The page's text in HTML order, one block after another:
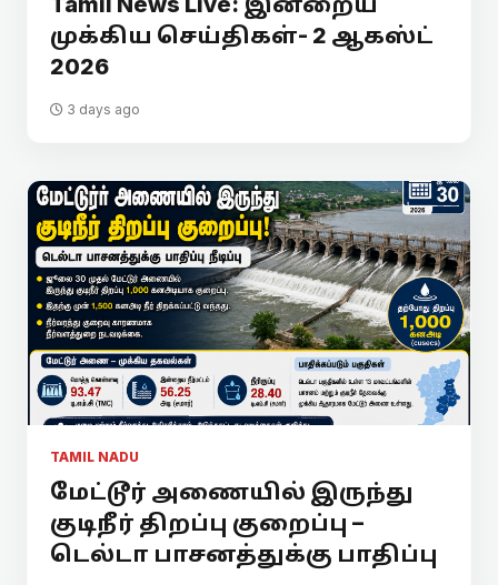
முக்கிய செய்திகள்- 2 ஆகஸ்ட்
2026
3 days ago
TAMIL NADU
மேட்டூர் அணையில் இருந்து
குடிநீர் திறப்பு குறைப்பு –
டெல்டா பாசனத்துக்கு பாதிப்பு